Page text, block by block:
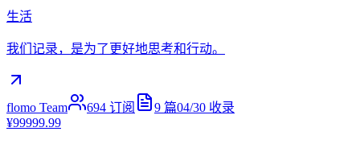
生活
我们记录，是为了更好地思考和行动。
flomo Team 694 订阅 9 篇04/30 收录
¥99999.99